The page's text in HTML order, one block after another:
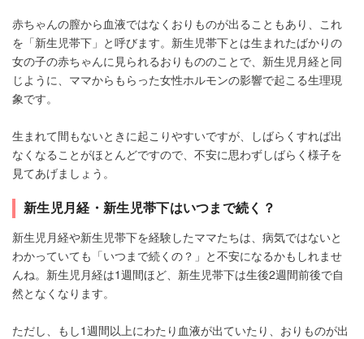
赤ちゃんの膣から血液ではなくおりものが出ることもあり、これ
を「新生児帯下」と呼びます。新生児帯下とは生まれたばかりの
女の子の赤ちゃんに見られるおりもののことで、新生児月経と同
じように、ママからもらった女性ホルモンの影響で起こる生理現
象です。
生まれて間もないときに起こりやすいですが、しばらくすれば出
なくなることがほとんどですので、不安に思わずしばらく様子を
見てあげましょう。
新生児月経・新生児帯下はいつまで続く？
新生児月経や新生児帯下を経験したママたちは、病気ではないと
わかっていても「いつまで続くの？」と不安になるかもしれませ
んね。新生児月経は1週間ほど、新生児帯下は生後2週間前後で自
然となくなります。
ただし、もし1週間以上にわたり血液が出ていたり、おりものが出